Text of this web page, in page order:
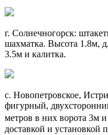
г. Солнечногорск:
шахматка. Высота 1.8м,
3.5м и калитка.
с. Новопетровское,
фигурный,
метров в них ворота 3м
доставкой и установкой